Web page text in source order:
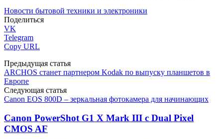
Новости бытовой техники и электроники
Поделиться
VK
Telegram
Copy URL
Предыдущая статья
ARCHOS станет партнером Kodak по выпуску планшетов в
Европе
Следующая статья
Canon EOS 800D – зеркальная фотокамера для начинающих
Canon PowerShot G1 X Mark III с Dual Pixel
CMOS AF